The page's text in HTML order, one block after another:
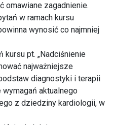
omawiane zagadnienie.
w ramach kursu
wynosić co najmniej
kursu pt. „Nadciśnienie
najważniejsze
diagnostyki i terapii
aktualnego
z dziedziny kardiologii, w